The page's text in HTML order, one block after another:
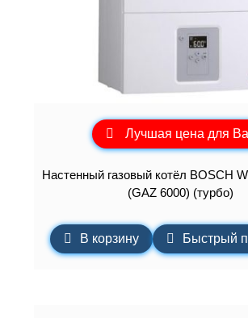
Лучшая цена для
Настенный газовый котёл BOSCH
(GAZ 6000) (турбо)
В корзину Быстрый